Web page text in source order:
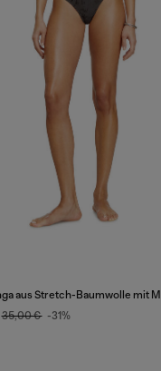
35,00 € -31%